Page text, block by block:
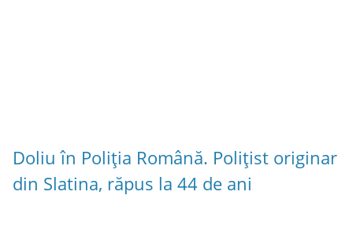
Doliu în Poliția Română. Polițist originar
din Slatina, răpus la 44 de ani